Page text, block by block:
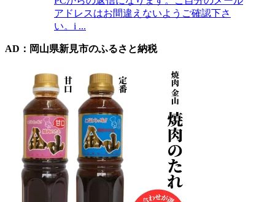
アドレスはお間違えないようご確認下さ
い。i ...
AD：岡山県新見市のふるさと納税